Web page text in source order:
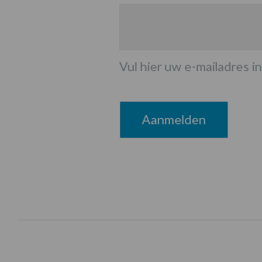
Vul hier uw e-mailadres in